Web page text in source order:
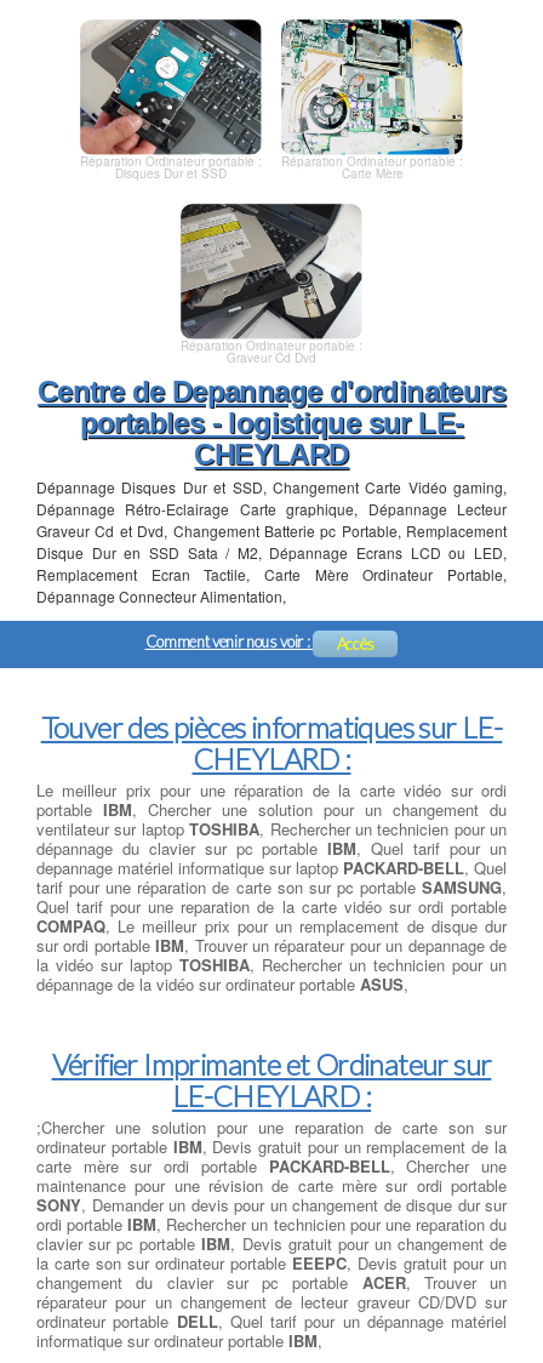
Réparation Ordinateur portable :
Disques Dur et SSD
Réparation Ordinateur portable :
Carte Mère
Réparation Ordinateur portable :
Graveur Cd Dvd
Centre de Depannage d'ordinateurs
portables - logistique sur LE-
CHEYLARD
Dépannage Disques Dur et SSD, Changement Carte Vidéo gaming,
Dépannage Rétro-Eclairage Carte graphique, Dépannage Lecteur
Graveur Cd et Dvd, Changement Batterie pc Portable, Remplacement
Disque Dur en SSD Sata / M2, Dépannage Ecrans LCD ou LED,
Remplacement Ecran Tactile, Carte Mère Ordinateur Portable,
Dépannage Connecteur Alimentation,
Comment venir nous voir : Accès
Touver des pièces informatiques sur LE-
CHEYLARD :
Le meilleur prix pour une réparation de la carte vidéo sur ordi
portable IBM, Chercher une solution pour un changement du
ventilateur sur laptopTOSHIBA, Rechercher un technicien pour un
dépannage du clavier sur pc portableIBM, Quel tarif pour un
depannage matériel informatique sur laptop PACKARD-BELL, Quel
tarif pour une réparation de carte son sur pc portable SAMSUNG,
Quel tarif pour une reparation de la carte vidéo sur ordi portable
COMPAQ, Le meilleur prix pour un remplacement de disque dur
sur ordi portableIBM, Trouver un réparateur pour un depannage de
la vidéo sur laptop TOSHIBA, Rechercher un technicien pour un
dépannage de la vidéo sur ordinateur portable ASUS,
Vérifier Imprimante et Ordinateur sur
LE-CHEYLARD :
;Chercher une solution pour une reparation de carte son sur
ordinateur portable IBM, Devis gratuit pour un remplacement de la
carte mère sur ordi portable PACKARD-BELL, Chercher une
maintenance pour une révision de carte mère sur ordi portable
SONY, Demander un devis pour un changement de disque dur sur
ordi portableIBM, Rechercher un technicien pour une reparation du
clavier sur pc portableIBM, Devis gratuit pour un changement de
la carte son sur ordinateur portable EEEPC, Devis gratuit pour un
changement du clavier sur pc portable ACER, Trouver un
réparateur pour un changement de lecteur graveur CD/DVD sur
ordinateur portable DELL, Quel tarif pour un dépannage matériel
informatique sur ordinateur portable IBM,